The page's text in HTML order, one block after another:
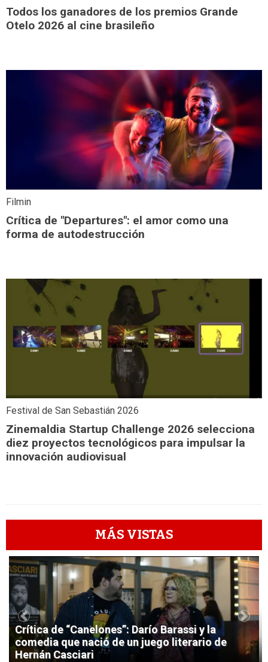
Todos los ganadores de los premios Grande
Otelo 2026 al cine brasileño
Filmin
Crítica de "Departures": el amor como una
forma de autodestrucción
Festival de San Sebastián 2026
Zinemaldia Startup Challenge 2026 selecciona
diez proyectos tecnológicos para impulsar la
innovación audiovisual
MÁS VISTAS
1
Crítica de “Canelones”: Darío Barassi y la
comedia que nació de un juego literario de
Hernán Casciari
Previous Next